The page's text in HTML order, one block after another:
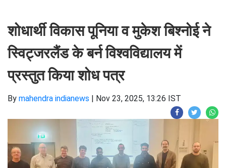
शोधार्थी विकास पूनिया व मुकेश बिश्नोई ने
स्विट्जरलैंड के बर्न विश्वविद्यालय में
प्रस्तुत किया शोध पत्र
By mahendra indianews | Nov 23, 2025, 13:26 IST